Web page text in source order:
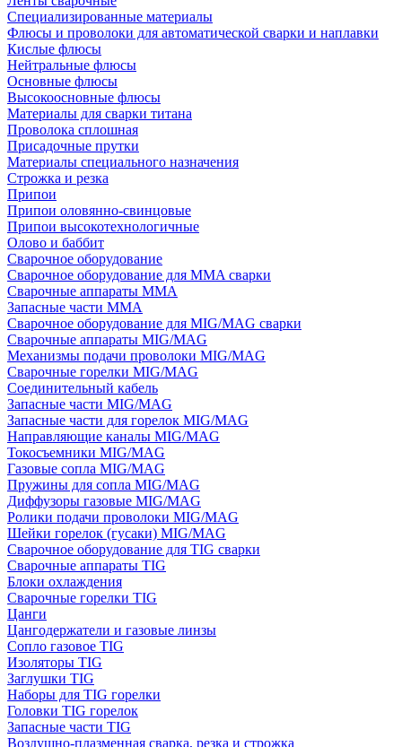
Специализированные материалы
Флюсы и проволоки для автоматической сварки и наплавки
Кислые флюсы
Нейтральные флюсы
Основные флюсы
Высокоосновные флюсы
Материалы для сварки титана
Проволока сплошная
Присадочные прутки
Материалы специального назначения
Строжка и резка
Припои
Припои оловянно-свинцовые
Припои высокотехнологичные
Олово и баббит
Сварочное оборудование
Сварочное оборудование для MMA сварки
Сварочные аппараты MMA
Запасные части MMA
Сварочное оборудование для MIG/MAG сварки
Сварочные аппараты MIG/MAG
Механизмы подачи проволоки MIG/MAG
Сварочные горелки MIG/MAG
Соединительный кабель
Запасные части MIG/MAG
Запасные части для горелок MIG/MAG
Направляющие каналы MIG/MAG
Токосъемники MIG/MAG
Газовые сопла MIG/MAG
Пружины для сопла MIG/MAG
Диффузоры газовые MIG/MAG
Ролики подачи проволоки MIG/MAG
Шейки горелок (гусаки) MIG/MAG
Сварочное оборудование для TIG сварки
Сварочные аппараты TIG
Блоки охлаждения
Сварочные горелки TIG
Цанги
Цангодержатели и газовые линзы
Сопло газовое TIG
Изоляторы TIG
Заглушки TIG
Наборы для TIG горелки
Головки TIG горелок
Запасные части TIG
Воздушно-плазменная сварка, резка и строжка